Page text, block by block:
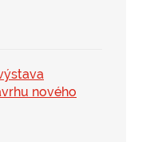
nového